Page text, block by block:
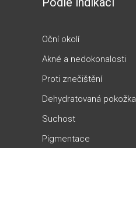
Oční okolí
Akné a nedokonalosti
Proti znečištění
Dehydratovaná pokožka
Suchost
Pigmentace